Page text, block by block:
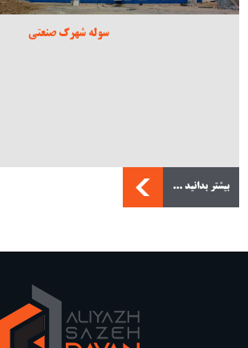
سوله شهرک صنعتی
بیشتر بدانید ...